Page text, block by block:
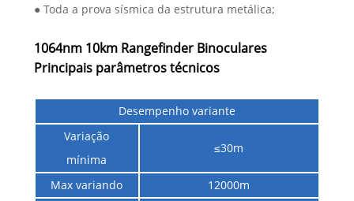
● Toda a prova sísmica da estrutura metálica;
1064nm 10km Rangefinder Binoculares
Principais parâmetros técnicos
Desempenho variante
Variação
mínima
≤30m
Max variando
12000m